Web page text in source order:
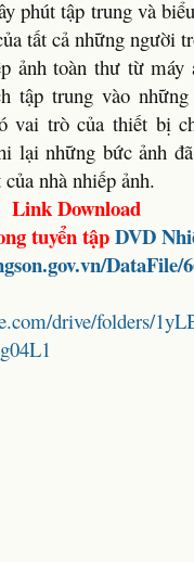
phút tập trung và
tất cả những người
ảnh toàn thư từ máy
tập trung vào
vai trò của thiết bị
lại những bức ảnh
nhà nhiếp ảnh.
Link Download
tuyển tậpDVD
DataFile/
drive/folders/